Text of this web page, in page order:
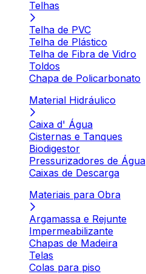
Telhas
Telha de PVC
Telha de Plástico
Telha de Fibra de Vidro
Toldos
Chapa de Policarbonato
Material Hidráulico
Caixa d' Água
Cisternas e Tanques
Biodigestor
Pressurizadores de Água
Caixas de Descarga
Materiais para Obra
Argamassa e Rejunte
Impermeabilizante
Chapas de Madeira
Telas
Colas para piso